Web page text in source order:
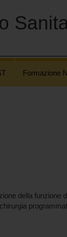
Formazione
della funzione